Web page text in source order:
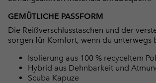
GEMÜTLICHE PASSFORM
Die Reißverschlusstaschen und der
sorgen für Komfort, wenn du unterwegs
Isolierung aus 100 % recyceltem
Hybrid aus Dehnbarkeit und
Scuba Kapuze